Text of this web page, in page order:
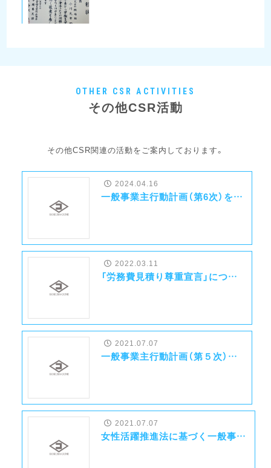
OTHER CSR ACTIVITIES
その他CSR活動
その他CSR関連の活動をご案内しております。
2024.04.16
一般事業主行動計画（第6次）を更新しました
2022.03.11
「労務費見積り尊重宣言」について
2021.07.07
一般事業主行動計画（第５次）を更新しました
2021.07.07
女性活躍推進法に基づく一般事業主行動計画を策定しました。